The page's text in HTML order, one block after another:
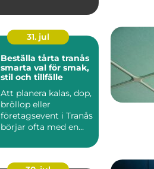
31. jul
Beställa tårta tranås
smarta val för smak,
stil och tillfälle
Att planera kalas, dop,
bröllop eller
företagsevent i Tranås
börjar ofta med en